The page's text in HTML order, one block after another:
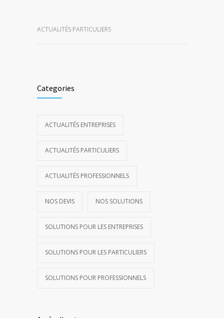
ACTUALITÉS PARTICULIERS
Categories
ACTUALITÉS ENTREPRISES
ACTUALITÉS PARTICULIERS
ACTUALITÉS PROFESSIONNELS
NOS DEVIS NOS SOLUTIONS
SOLUTIONS POUR LES ENTREPRISES
SOLUTIONS POUR LES PARTICULIERS
SOLUTIONS POUR PROFESSIONNELS